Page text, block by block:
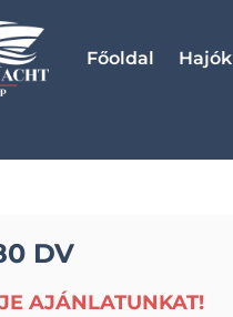
Főoldal Hajók
DV
AJÁNLATUNKAT!